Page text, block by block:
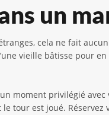
un
cela ne fait
vieille bâtisse pour
moment privilégié
tour est joué.